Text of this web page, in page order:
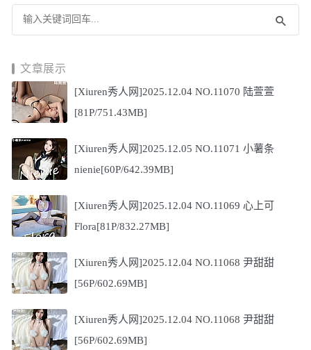
文章展示
[Xiuren秀人网]2025.12.04 NO.11070 陆萱萱
[81P/751.43MB]
[Xiuren秀人网]2025.12.05 NO.11071 小薯条
nienie[60P/642.39MB]
[Xiuren秀人网]2025.12.04 NO.11069 心上可
Flora[81P/832.27MB]
[Xiuren秀人网]2025.12.04 NO.11068 尹甜甜
[56P/602.69MB]
[Xiuren秀人网]2025.12.04 NO.11068 尹甜甜
[56P/602.69MB]